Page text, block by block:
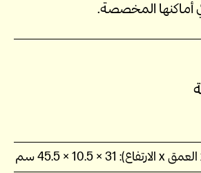
أماكنها المخصصة.
31 ×‏ 10.5 ×‏ 45.5 سم